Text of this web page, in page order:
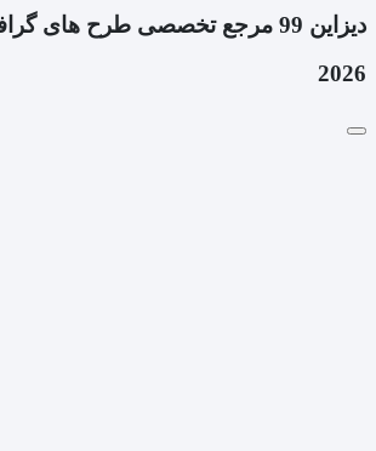
دیزاین 99 مرجع تخصصی طرح های گرافیکی
2026